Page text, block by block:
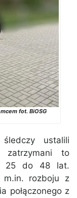
fot. BiOSG
śledczy ustalili
zatrzymani to
25 do 48 lat.
m.in. rozboju z
połączonego z